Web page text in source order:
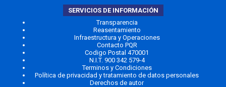
SERVICIOS DE INFORMACIÓN
Transparencia
Reasentamiento
Infraestructura y Operaciones
Contacto PQR
Codigo Postal 470001
N.I.T. 900 342 579-4
Terminos y Condiciones
Política de privacidad y tratamiento de datos personales
Derechos de autor